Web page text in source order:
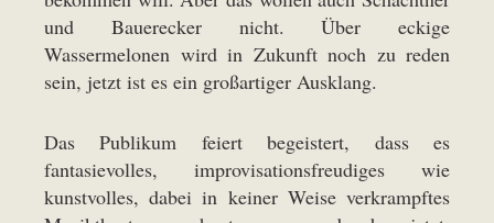
und Bauerecker nicht. Über eckige
Wassermelonen wird in Zukunft noch zu reden
sein, jetzt ist es ein großartiger Ausklang.
Das Publikum feiert begeistert, dass es
fantasievolles, improvisationsfreudiges wie
kunstvolles, dabei in keiner Weise verkrampftes